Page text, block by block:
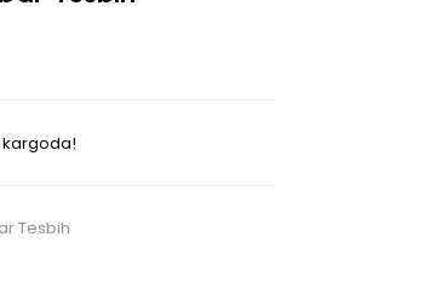
kargoda!
Tesbih